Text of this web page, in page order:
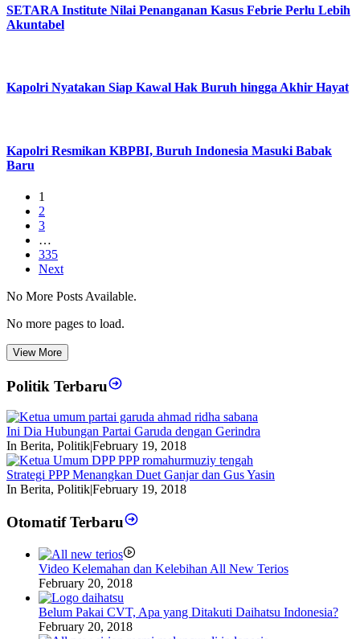
SETARA Institute Nilai Penanganan Kasus Febrie Perlu Lebih
Akuntabel
Kapolri Nyatakan Siap Kawal Hak Buruh hingga Akhir Hayat
Kapolri Resmikan KBPBI, Buruh Indonesia Masuki Babak
Baru
1
2
3
…
335
Next
No More Posts Available.
No more pages to load.
View More
Politik Terbaru
Ini Dia Hubungan Partai Garuda dengan Gerindra
In Berita, Politik|February 19, 2018
Strategi PPP Menangkan Duet Ganjar dan Gus Yasin
In Berita, Politik|February 19, 2018
Otomatif Terbaru
Video Kelemahan dan Kelebihan All New Terios
February 20, 2018
Belum Pakai CVT, Apa yang Ditakuti Daihatsu Indonesia?
February 20, 2018